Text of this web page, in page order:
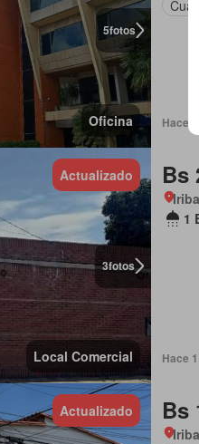
5fotos
Oficina Hace
3fotos
Actualizado
Local Comercial
Bs
1
Hace
Actualizado Bs